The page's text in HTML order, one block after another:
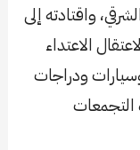
واقتادته إلى
الاعتداء
ودراجات
التجمعات